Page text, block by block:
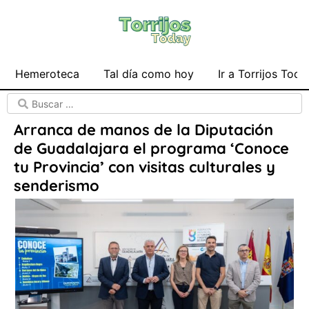
Hemeroteca Tal día como hoy Ir a Torrijos
Arranca de manos de la Diputación
de Guadalajara el programa ‘Conoce
tu Provincia’ con visitas culturales y
senderismo